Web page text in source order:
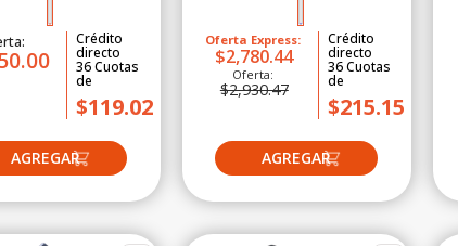
Crédito
directo
36Cuotas
de
$119.02
Oferta Express:
$2,780.44
Oferta:
$2,930.47
Crédito
directo
36Cuotas
de
$215.15